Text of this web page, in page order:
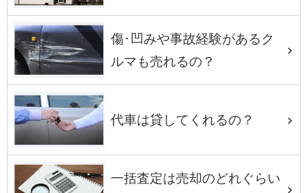
傷･凹みや事故経験があるク
ルマも売れるの？
代車は貸してくれるの？
一括査定は売却のどれぐらい